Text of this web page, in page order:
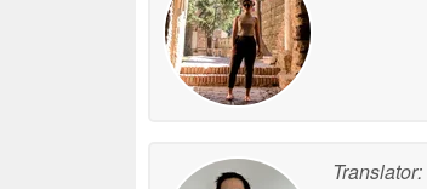
Translator: